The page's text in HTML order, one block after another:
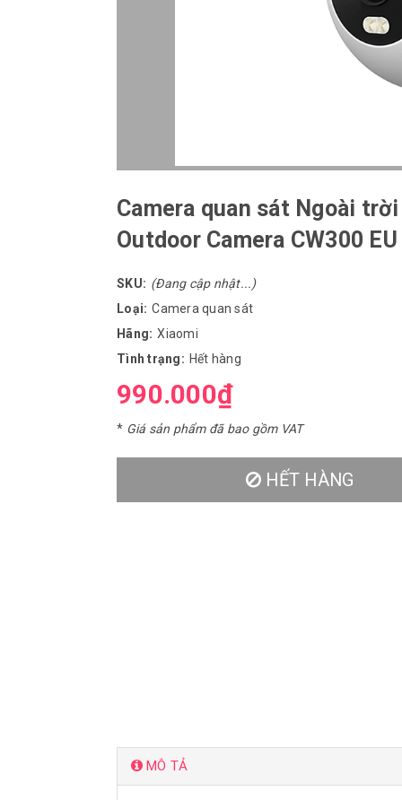
Camera quan sát Ngoài
Outdoor Camera CW300 EU
SKU: (Đang cập nhật...)
Loại: Camera quan sát
Hãng: Xiaomi
Tình trạng: Hết hàng
990.000₫
* Giá sản phẩm đã bao gồm VAT
HẾT HÀNG
MÔ TẢ